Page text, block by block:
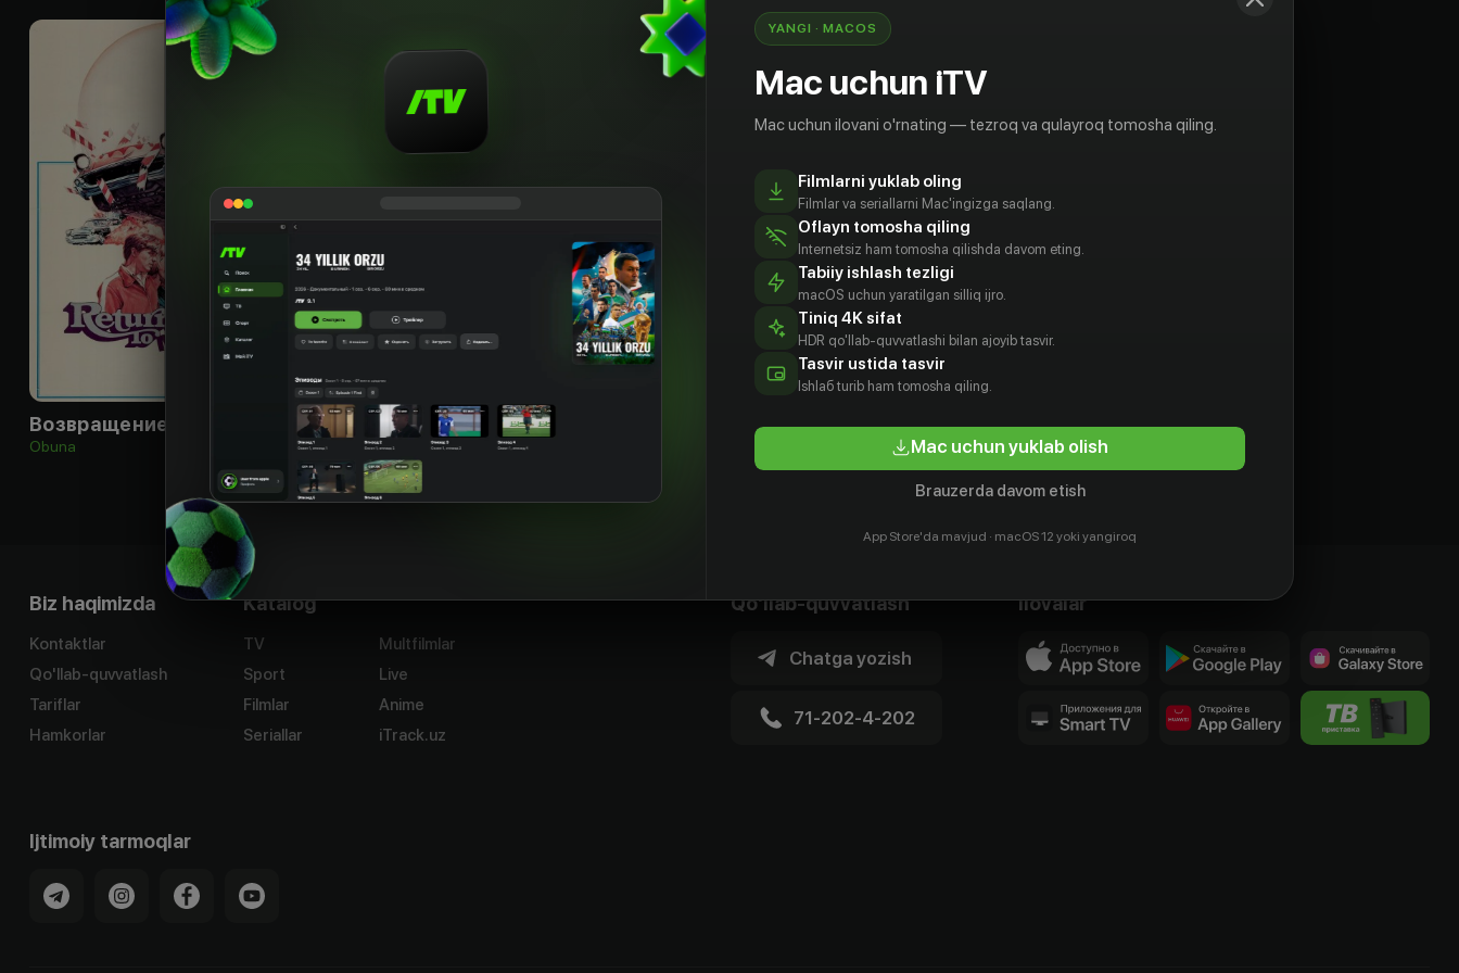
Obuna
Biz haqimizda
Kontaktlar
Qo'llab-quvvatlash
Tariflar
Hamkorlar
Katalog
TV
Sport
Filmlar
Seriallar
Multfilmlar
Live
Anime
iTrack.uz
Qo'llab-quvvatlash
Chatga yozish
71-202-4-202
Ilovalar
Ijtimoiy tarmoqlar
YANGI · MACOS
Mac uchun iTV
Mac uchun ilovani o'rnating — tezroq va qulayroq tomosha qiling.
Filmlarni yuklab oling
Filmlar va seriallarni Mac'ingizga saqlang.
Oflayn tomosha qiling
Internetsiz ham tomosha qilishda davom eting.
Tabiiy ishlash tezligi
macOS uchun yaratilgan silliq ijro.
Tiniq 4K sifat
HDR qo'llab-quvvatlashi bilan ajoyib tasvir.
Tasvir ustida tasvir
Ishlаб turib ham tomosha qiling.
Mac uchun yuklab olish
Brauzerda davom etish
App Store'da mavjud · macOS 12 yoki yangiroq